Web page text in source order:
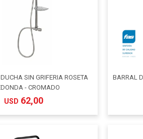
SIN GRIFERIA ROSETA
- CROMADO
USD 62,00
BARRAL